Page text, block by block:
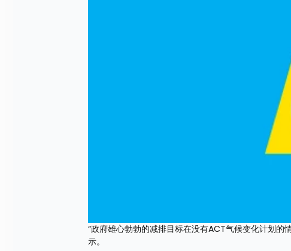
“政府雄心勃勃的减排目标在没有ACT气候变化计划
示。